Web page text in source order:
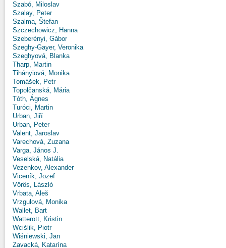
Szabó, Miloslav
Szalay, Peter
Szalma, Štefan
Szczechowicz, Hanna
Szeberényi, Gábor
Szeghy-Gayer, Veronika
Szeghyová, Blanka
Tharp, Martin
Tihányiová, Monika
Tomášek, Petr
Topolčanská, Mária
Tóth, Ágnes
Turóci, Martin
Urban, Jiří
Urban, Peter
Valent, Jaroslav
Varechová, Zuzana
Varga, János J.
Veselská, Natália
Vezenkov, Alexander
Viceník, Jozef
Vörös, László
Vrbata, Aleš
Vrzgulová, Monika
Wallet, Bart
Watterott, Kristin
Wciślik, Piotr
Wiśniewski, Jan
Zavacká, Katarína